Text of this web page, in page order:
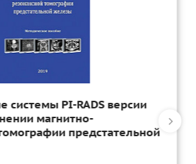
системы PI-RADS версии
магнитно-
предстательной